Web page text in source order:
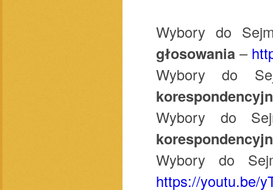
Wybory do
głosowania –
Wybory do
Wybory do
Wybory do
https://youtu.be/